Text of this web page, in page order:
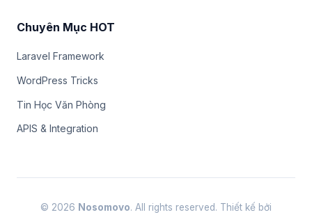
Chuyên Mục HOT
Laravel Framework
WordPress Tricks
Tin Học Văn Phòng
APIS & Integration
© 2026 Nosomovo. All rights reserved. Thiết kế bởi